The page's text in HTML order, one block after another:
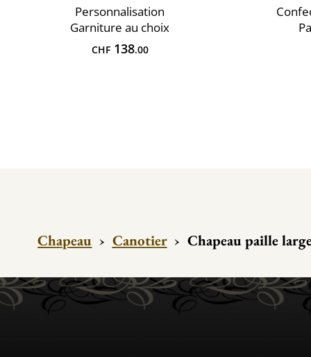
Personnalisation
Garniture au choix
CHF138.00
Chapeau › Canotier › Chapeau paille